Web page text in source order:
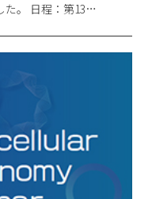
た。 日程：第13…